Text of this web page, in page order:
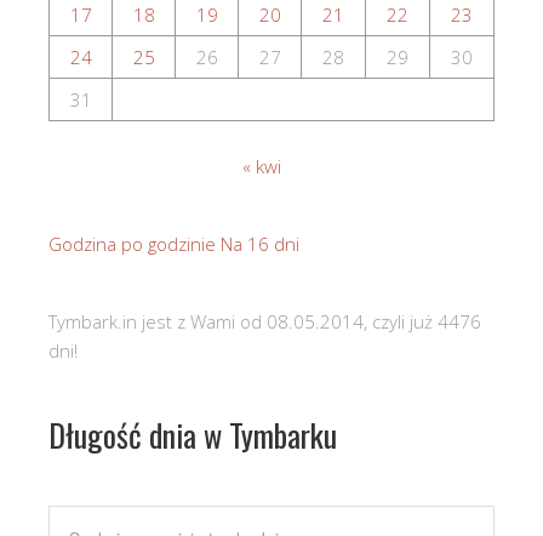
17
18 19 20 21 22
23
24
25 26 27 28 29
30
31
« kwi
Godzina po godzinie Na 16 dni
Tymbark.in jest z Wami od 08.05.2014, czyli już 4476
dni!
Długość dnia w Tymbarku